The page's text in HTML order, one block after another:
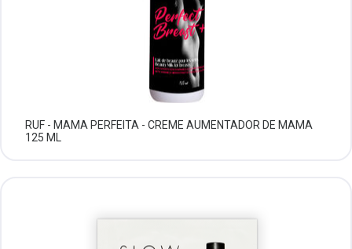
RUF - MAMA PERFEITA - CREME AUMENTADOR DE MAMA
125 ML